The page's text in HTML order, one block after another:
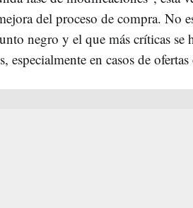
del proceso de compra. No
negro y el que más críticas se
especialmente en casos de